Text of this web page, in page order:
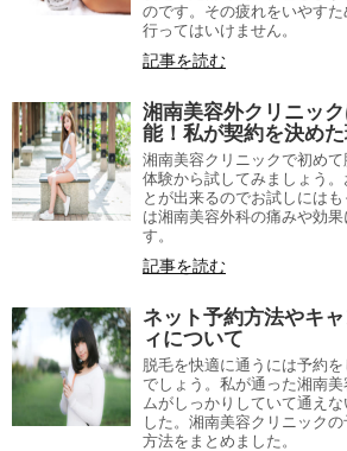
のです。その疲れをいやす
行ってはいけません。
記事を読む
湘南美容外クリニッ
能！私が契約を決め
湘南美容クリニックで初め
体験から試してみましょう
とが出来るのでお試しには
は湘南美容外科の痛みや効
す。
記事を読む
ネット予約方法やキ
ィについて
脱毛を快適に通うには予約
でしょう。私が通った湘南
ムがしっかりしていて通え
した。湘南美容クリニック
方法をまとめました。